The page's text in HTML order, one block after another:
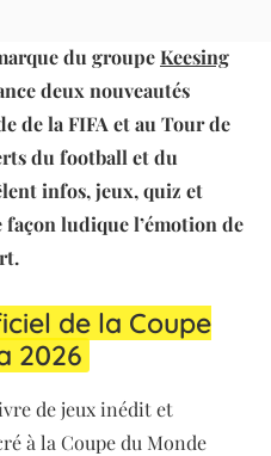
du groupeKeesing
deux nouveautés
de la FIFA et au Tour de
du football et du
infos, jeux, quiz et
ludique l’émotion de
de la Coupe
2026
de jeux inédit et
à la Coupe du Monde